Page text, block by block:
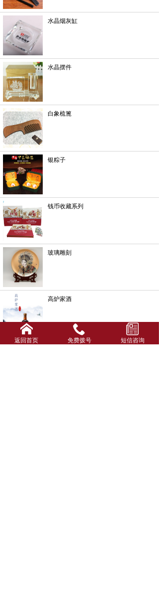
水晶烟灰缸
水晶摆件
白象梳篦
银粽子
钱币收藏系列
玻璃雕刻
高炉家酒
酒箱酒盒系列
返回首页 免费拨号 短信咨询